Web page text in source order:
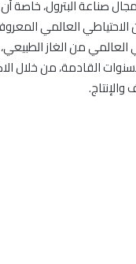
صناعة البترول، خاصة
من 56% من الاحتياطي العالمي
العالمي من الغاز
القادمة، من خلال